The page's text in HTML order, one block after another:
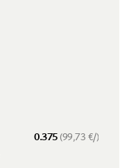
0.375(99,73 €/)